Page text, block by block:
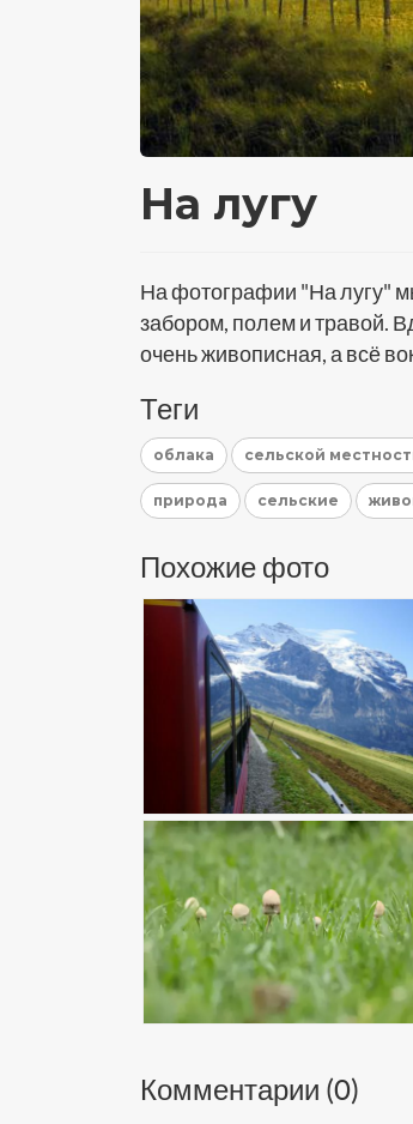
На лугу
На фотографии "На лугу"
забором, полем и травой.
очень живописная, а всё
Теги
облака сельской
природа сельские
Похожие фото
Комментарии (0)